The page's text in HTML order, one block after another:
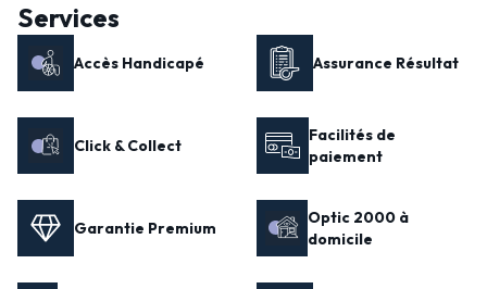
Services
Accès Handicapé Assurance Résultat
Click & Collect
Facilités de
paiement
Garantie Premium
Optic 2000 à
domicile